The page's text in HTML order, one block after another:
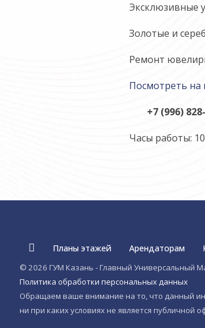
Эксклюзивные
Золотые и
Ремонт
Посмотреть на
+7 (996)
Часы работы:
Планы этажей Арендаторам
© 2026 ГУМ Казань - Главный Универсальный
Политика обработки персональных данных
Обращаем ваше внимание на то, что данный
ни при каких условиях не является публичной